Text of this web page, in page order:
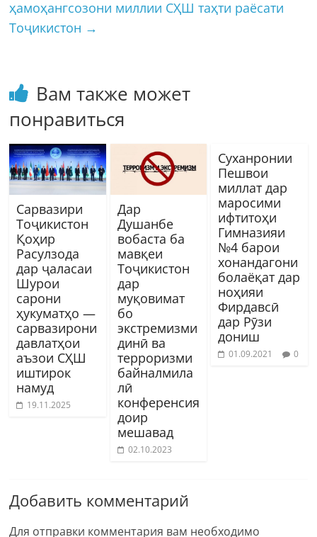
ҳамоҳангсозони миллии СҲШ таҳти раёсати
Тоҷикистон →
Вам также может
понравиться
Сарвазири
Тоҷикистон
Қоҳир
Расулзода
дар ҷаласаи
Шурои
сарони
ҳукуматҳо —
сарвазирони
давлатҳои
аъзои СҲШ
иштирок
намуд
19.11.2025
Дар
Душанбе
вобаста ба
мавқеи
Тоҷикистон
дар
муқовимат
бо
экстремизми
динӣ ва
терроризми
байналмила
лӣ
конференсия
доир
мешавад
02.10.2023
Cуханронии
Пешвои
миллат дар
маросими
ифтитоҳи
Гимназияи
№4 барои
хонандагони
болаёқат дар
ноҳияи
Фирдавсӣ
дар Рӯзи
дониш
01.09.2021 0
Добавить комментарий
Для отправки комментария вам необходимо